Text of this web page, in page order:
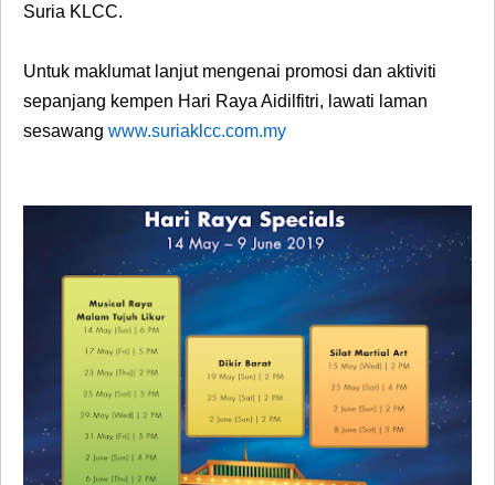
Suria KLCC.
Untuk maklumat lanjut mengenai promosi dan aktiviti
sepanjang kempen Hari Raya Aidilfitri, lawati laman
sesawang www.suriaklcc.com.my